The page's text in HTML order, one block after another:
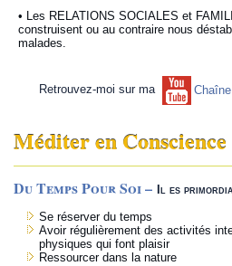
• Les RELATIONS SOCIALES et
construisent ou au contraire nous
malades.
Retrouvez-moi sur ma
Méditer en Conscience
Du Temps Pour Soi – Il es
Se réserver du temps
Avoir régulièrement des activités
physiques qui font plaisir
Ressourcer dans la nature